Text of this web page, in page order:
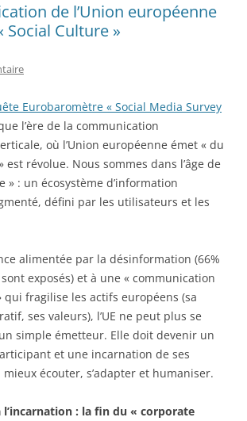
de l’Union européenne
Social Culture »
Eurobaromètre « Social Media Survey
l’ère de la communication
où l’Union européenne émet « du
est révolue. Nous sommes dans l’âge de
» : un écosystème d’information
défini par les utilisateurs et les
alimentée par la désinformation (66%
exposés) et à une « communication
qui fragilise les actifs européens (sa
ses valeurs), l’UE ne peut plus se
simple émetteur. Elle doit devenir un
et une incarnation de ses
écouter, s’adapter et humaniser.
l’incarnation : la fin du « corporate